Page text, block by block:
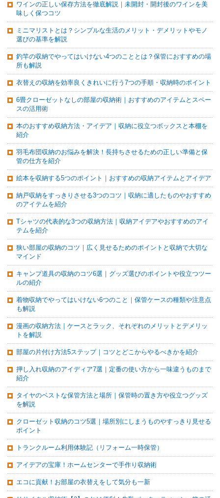
ワインの正しい保存方法を徹底解説｜未開封・開封後のワインを美
味しく保つコツ
ミニマリストとは？シンプルな生活のメリット・デメリットやモノ
選びの基準を解説
釣竿の収納でやってはいけない4つのこととは？保管におすすめの場
所も解説
衣替えの収納を効率良くきれいに行う7つの手順・収納時のポイント
6畳クローゼットなしの部屋の収納術｜おすすめのアイテムとスペー
スの活用術
本のおすすめ収納方法・アイデア｜収納に役立つボックスと本棚を
紹介
羽毛布団収納のお悩みを解決！長持ちさせるための正しい準備と保
管の仕方を紹介
絵本を収納する5つのポイント｜おすすめの収納アイテムとアイデア
納戸収納をすっきりさせる3つのコツ｜収納に適したものやおすすめ
のアイテムを紹介
Tシャツの代表的な3つの収納方法｜収納アイデアやおすすめのアイ
テムを紹介
狭い部屋の収納のコツ｜広く見せるためのポイントと収納で大切な
マインド
キャンプ道具の収納のコツ6選｜グッズ選びのポイントや役立つツー
ルの紹介
着物収納でやってはいけない6つのこと｜保管ケースの種類や注意点
も解説
漫画の収納方法｜ケースとラック、それぞれのメリットとデメリッ
トを解説
部屋の片付け方法5ステップ｜コツとどこからやるべきかを紹介
押し入れ収納のアイディア7選｜定番の使い方から一味違うものまで
紹介
タイヤのベストな保管方法と場所｜保管時の置き方や役立つグッズ
を解説
クローゼット収納のコツ5選｜場所別にしまうものやすっきり見せる
ポイント
トランクルーム利用体験記（リフォーム一時保管）
アイデアの宝庫！ホームセンターで手作り収納術
エコに貢献！お部屋の衣替えをして気分も一新